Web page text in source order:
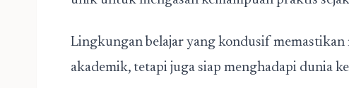
Lingkungan belajar yang kondusif memastikan
akademik, tetapi juga siap menghadapi dunia